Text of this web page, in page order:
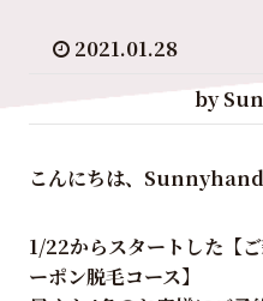
2021.01.28
by
こんにちは、Sunnyhand
1/22からスタートした【
ーポン脱毛コース】